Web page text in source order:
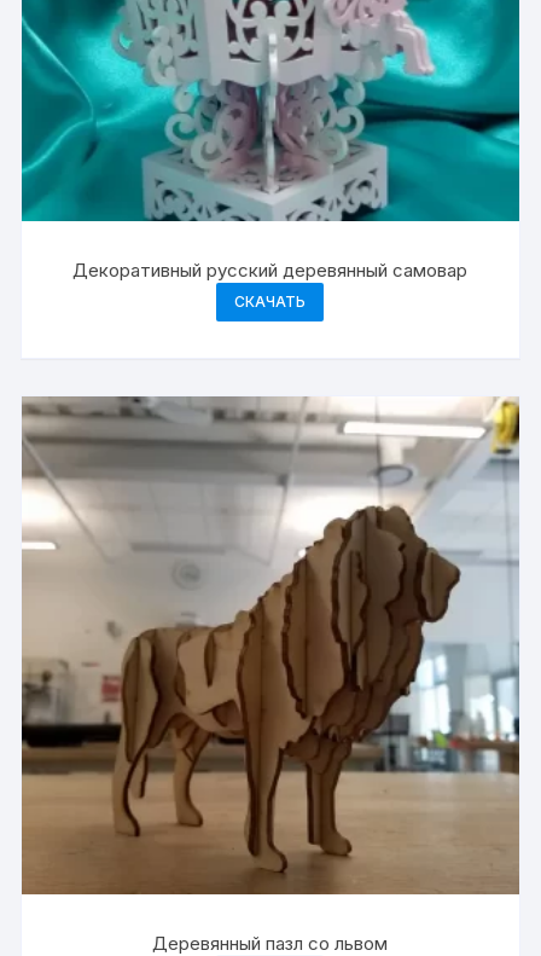
Декоративный русский деревянный самовар
СКАЧАТЬ
Деревянный пазл со львом